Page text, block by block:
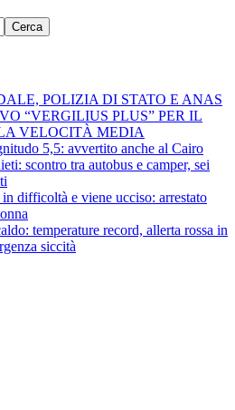
Cerca
POLIZIA DI STATO E ANAS
“VERGILIUS PLUS” PER IL
VELOCITÀ MEDIA
5,5: avvertito anche al Cairo
scontro tra autobus e camper, sei
difficoltà e viene ucciso: arrestato
temperature record, allerta rossa in
siccità